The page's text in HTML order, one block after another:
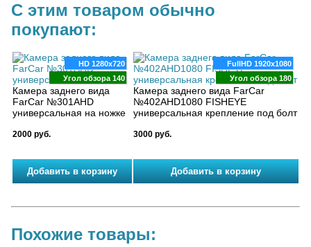
С этим товаром обычно
покупают:
HD 1280x720
Угол обзора 140
Камера заднего вида
FarCar №301AHD
универсальная на ножке
2000 руб.
FullHD 1920x1080
Угол обзора 180
Камера заднего вида FarCar
№402AHD1080 FISHEYE
универсальная крепление под болт
3000 руб.
Похожие товары: